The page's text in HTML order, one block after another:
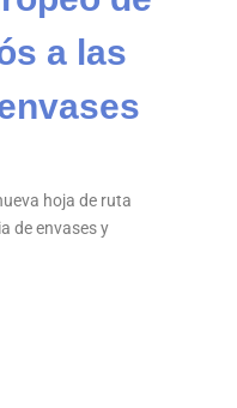
a las
hoja de ruta
de envases y